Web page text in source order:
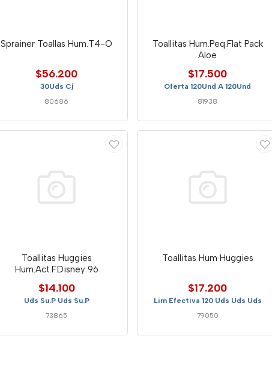
Sprainer Toallas Hum.T4-O
$56.200
30Uds Cj
80686
Toallitas Hum.Peq.Flat Pack
Aloe
$17.500
Oferta 120Und A 120Und
81938
Toallitas Huggies
Hum.Act.F.Disney 96
$14.100
Uds Su.P Uds Su.P
73865
Toallitas Hum Huggies
$17.200
Lim Efectiva 120 Uds Uds Uds
79050